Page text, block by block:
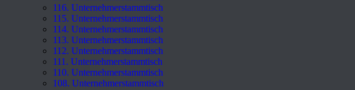
116. Unternehmerstammtisch
115. Unternehmerstammtisch
114. Unternehmerstammtisch
113. Unternehmerstammtisch
112. Unternehmerstammtisch
111. Unternehmerstammtisch
110. Unternehmerstammtisch
108. Unternehmerstammtisch